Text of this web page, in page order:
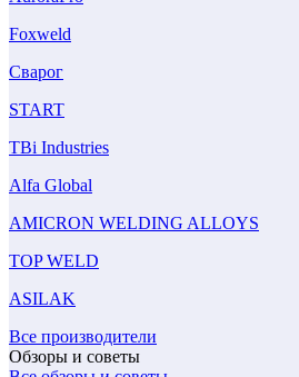
Foxweld
Сварог
START
TBi Industries
Alfa Global
AMICRON WELDING ALLOYS
TOP WELD
ASILAK
Все производители
Обзоры и советы